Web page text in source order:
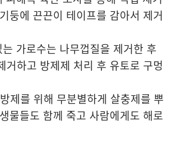
둥에 끈끈이 테이프를 감아서 제거
가로수는 나무껍질을 제거한 후
거하고 방제제 처리 후 유토로 구멍
제를 위해 무분별하게 살충제를 뿌
물들도 함께 죽고 사람에게도 해로